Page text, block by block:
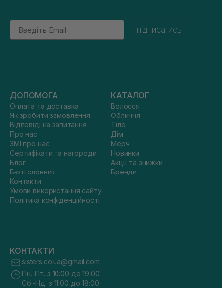
Email
підписатись
ДОПОМОГА
Оплата та доставка
Як зробити замовлення
Відповіді на запитання
Про нас
ЗМІ про нас
Сертифікати та нагороди
Блог
Бюті словник
Контакти
Умови використання сайту
Політика конфіденційності
КАТАЛОГ
Волосся
Обличчя
Тіло
Дім
Мерч
Новинки
Акції та знижки
Бренди
КОНТАКТИ
sisters.co.ua@gmail.com
Пн.-Пт. з 10:00 до 19:00
Сб.-Нд. з 11:00 до 18:00